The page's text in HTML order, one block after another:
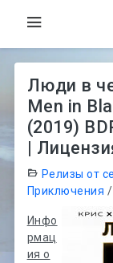
Люди в
Men in
(2019)
|
Релизы от
Приключения /
Инфо
рмац
ия о